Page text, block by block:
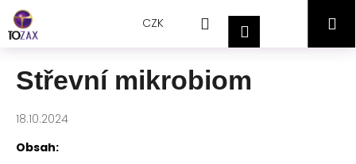
Přejít
obsah
CZK HledatPřihlášeníNákupní
Střevní mikrobiom
18.10.2024
Obsah:
o
C
p
o